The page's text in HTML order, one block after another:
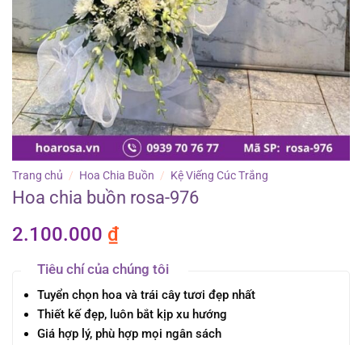
Trang chủ / Hoa Chia Buồn / Kệ Viếng Cúc Trắng
Hoa chia buồn rosa-976
2.100.000 ₫
Tiêu chí của chúng tôi
Tuyển chọn hoa và trái cây tươi đẹp nhất
Thiết kế đẹp, luôn bắt kịp xu hướng
Giá hợp lý, phù hợp mọi ngân sách